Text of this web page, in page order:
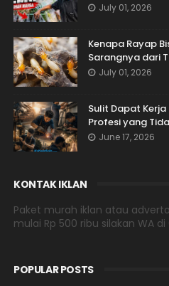
July 01, 2026
Kenapa Rayap
Sarangnya dari
July 01, 2026
Sulit Dapat
Profesi yang
June 17, 2026
KONTAK IKLAN
Paket murah iklan atau
mulai Rp 500 ribu silakan WA di
POPULAR POSTS